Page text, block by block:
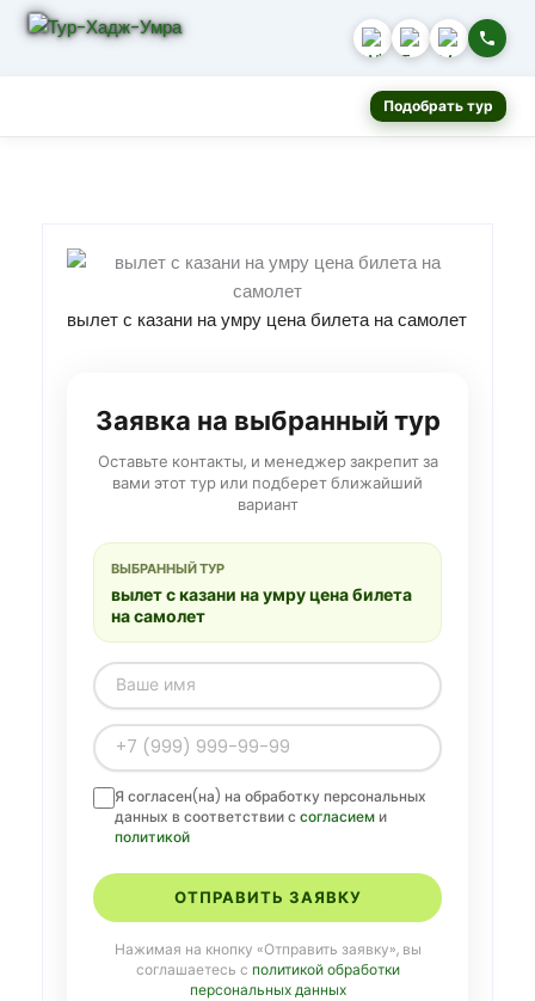
Подобрать тур
вылет с казани на умру цена билета на самолет
Заявка на выбранный тур
Оставьте контакты, и менеджер закрепит за
вами этот тур или подберет ближайший
вариант
ВЫБРАННЫЙ ТУР
вылет с казани на умру цена билета
на самолет
Я согласен(на) на обработку персональных
данных в соответствии с согласиеми
политикой
ОТПРАВИТЬ ЗАЯВКУ
Нажимая на кнопку «Отправить заявку», вы
соглашаетесь с политикой обработки
персональных данных